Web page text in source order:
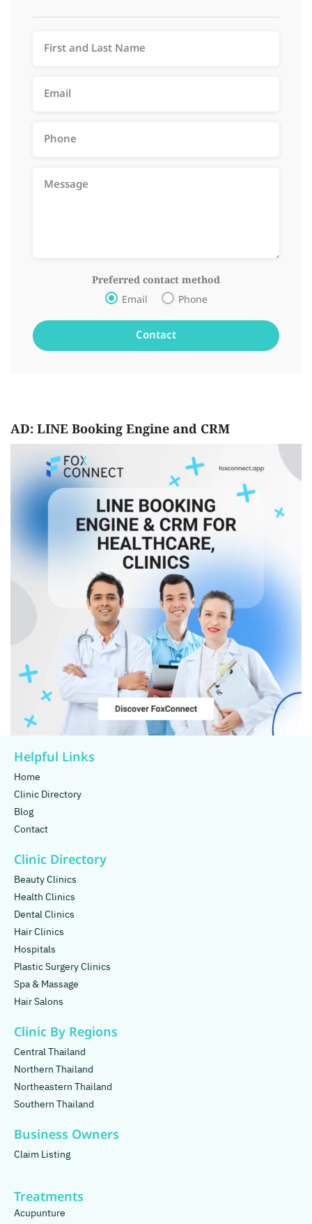
Preferred contact method
Email Phone
AD: LINE Booking Engine and CRM
Helpful Links
Home
Clinic Directory
Blog
Contact
Clinic Directory
Beauty Clinics
Health Clinics
Dental Clinics
Hair Clinics
Hospitals
Plastic Surgery Clinics
Spa & Massage
Hair Salons
Clinic By Regions
Central Thailand
Northern Thailand
Northeastern Thailand
Southern Thailand
Business Owners
Claim Listing
Treatments
Acupunture